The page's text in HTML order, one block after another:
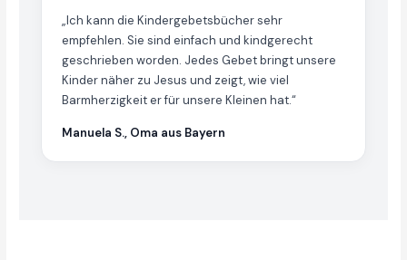
„Ich kann die Kindergebetsbücher sehr
empfehlen. Sie sind einfach und kindgerecht
geschrieben worden. Jedes Gebet bringt unsere
Kinder näher zu Jesus und zeigt, wie viel
Barmherzigkeit er für unsere Kleinen hat.“
Manuela S., Oma aus Bayern